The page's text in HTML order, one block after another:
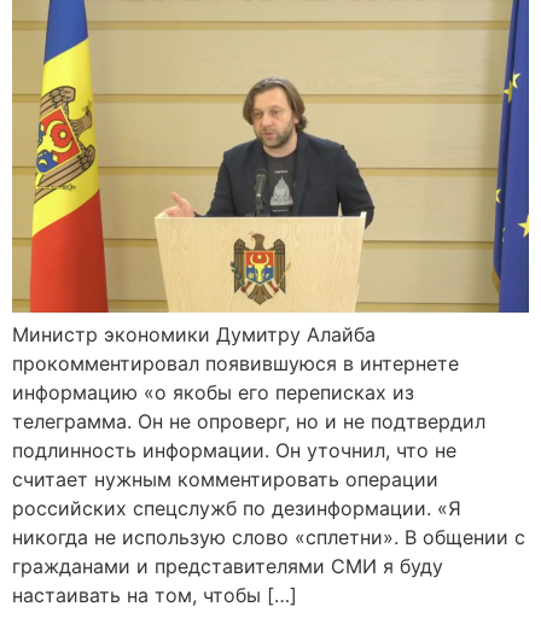
Министр экономики Думитру Алайба
прокомментировал появившуюся в интернете
информацию «о якобы его переписках из
телеграмма. Он не опроверг, но и не подтвердил
подлинность информации. Он уточнил, что не
считает нужным комментировать операции
российских спецслужб по дезинформации. «Я
никогда не использую слово «сплетни». В общении с
гражданами и представителями СМИ я буду
настаивать на том, чтобы […]